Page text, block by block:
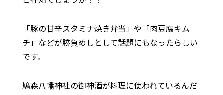
「豚の甘辛スタミナ焼き弁当」や「肉豆腐キム
チ」などが勝負めしとして話題にもなったらしい
です。
鳩森八幡神社の御神酒が料理に使われているんだ